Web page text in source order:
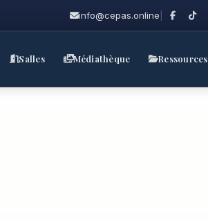
info@cepas.online
Salles Médiathèque Ressources